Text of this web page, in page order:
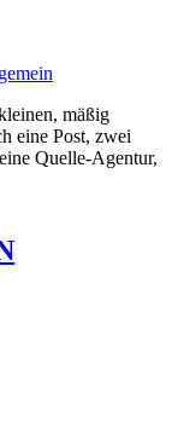
mäßig
eine Post, zwei
Quelle-Agentur,